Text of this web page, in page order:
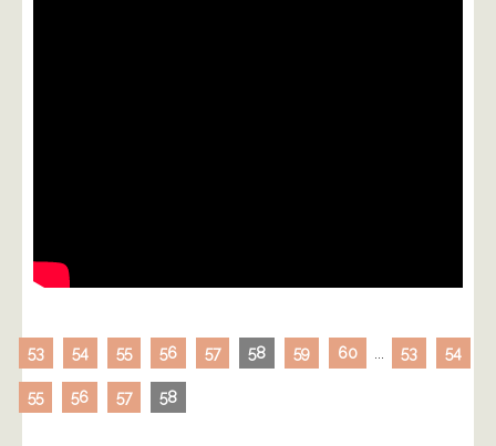
53 54 55 56 57 58 59 60 53 54
55 56 57 58